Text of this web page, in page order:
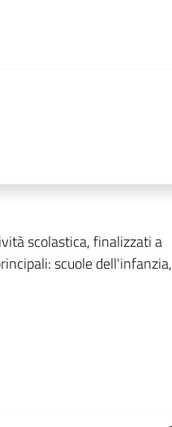
scolastica, finalizzati a
scuole dell'infanzia,